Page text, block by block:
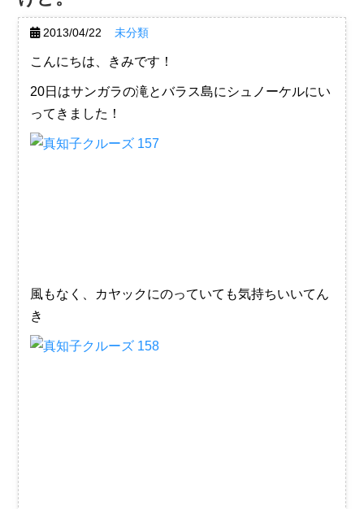
2013/04/22 未分類
こんにちは、きみです！
20日はサンガラの滝とバラス島にシュノーケルにい
ってきました！
風もなく、カヤックにのっていても気持ちいいてん
き